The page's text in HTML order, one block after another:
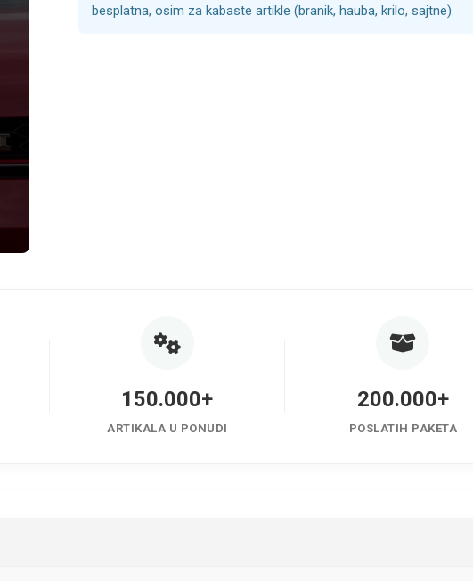
besplatna, osim za kabaste artikle (branik, hauba, krilo, sajtne).
150.000+
ARTIKALA U PONUDI
200.000+
POSLATIH PAKETA